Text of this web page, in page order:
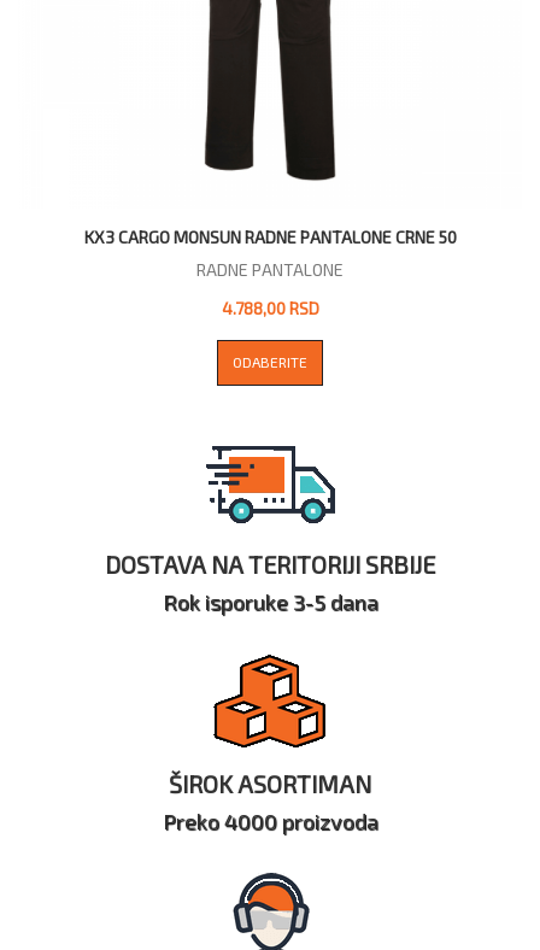
KX3 CARGO MONSUN RADNE PANTALONE CRNE 50
RADNE PANTALONE
4.788,00 RSD
ODABERITE
DOSTAVA NA TERITORIJI SRBIJE
Rok isporuke 3-5 dana
ŠIROK ASORTIMAN
Preko 4000 proizvoda